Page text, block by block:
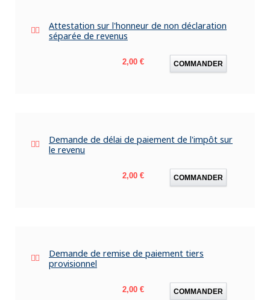
Attestation sur l'honneur de non déclaration
séparée de revenus
Prix
2,00 € COMMANDER
Demande de délai de paiement de l'impôt sur
le revenu
Prix
2,00 € COMMANDER
Demande de remise de paiement tiers
provisionnel
Prix
2,00 € COMMANDER